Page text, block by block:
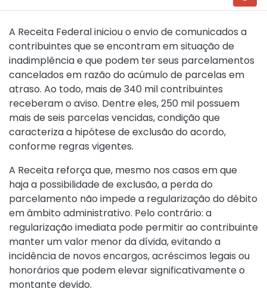
A Receita Federal iniciou o envio de comunicados a
contribuintes que se encontram em situação de
inadimplência e que podem ter seus parcelamentos
cancelados em razão do acúmulo de parcelas em
atraso. Ao todo, mais de 340 mil contribuintes
receberam o aviso. Dentre eles, 250 mil possuem
mais de seis parcelas vencidas, condição que
caracteriza a hipótese de exclusão do acordo,
conforme regras vigentes.
A Receita reforça que, mesmo nos casos em que
haja a possibilidade de exclusão, a perda do
parcelamento não impede a regularização do débito
em âmbito administrativo. Pelo contrário: a
regularização imediata pode permitir ao contribuinte
manter um valor menor da dívida, evitando a
incidência de novos encargos, acréscimos legais ou
honorários que podem elevar significativamente o
montante devido.